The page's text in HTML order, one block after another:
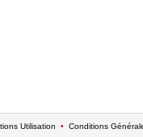
Utilisation • Conditions